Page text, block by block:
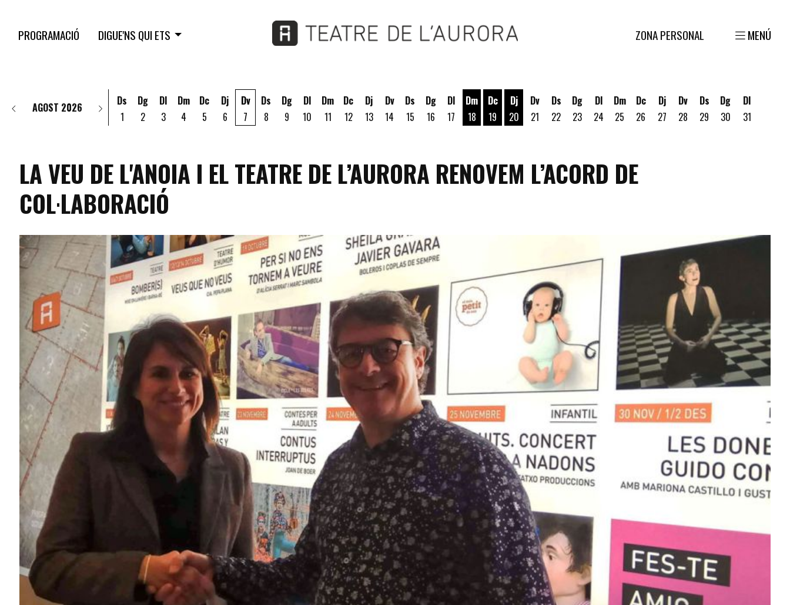
PROGRAMACIÓ DIGUE'NS QUI ETS ZONA PERSONAL MENÚ
AGOST 2026
Ds
1
Dg
2
Dl
3
Dm
4
Dc
5
Dj
6
Dv
7
Ds
8
Dg
9
Dl
10
Dm
11
Dc
12
Dj
13
Dv
14
Ds
15
Dg
16
Dl
17
Dm
18
Dc
19
Dj
20
Dv
21
Ds
22
Dg
23
Dl
24
Dm
25
Dc
26
Dj
27
Dv
28
Ds
29
Dg
30
Dl
31
LA VEU DE L'ANOIA I EL TEATRE DE L’AURORA RENOVEM L’ACORD DE
COL·LABORACIÓ